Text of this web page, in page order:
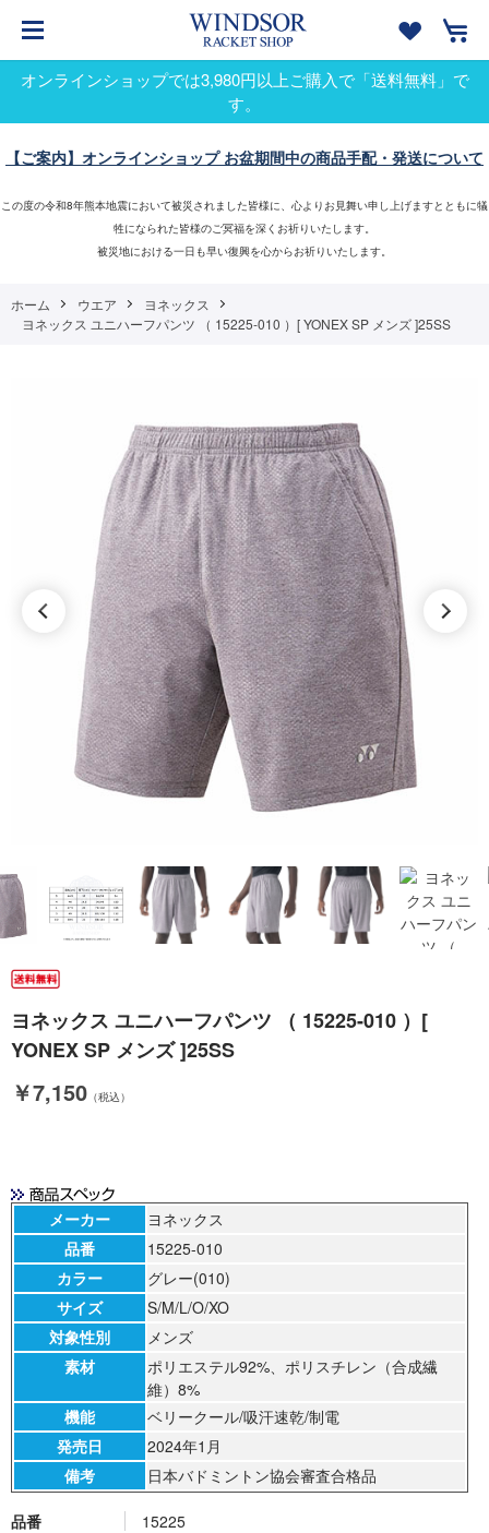
オンラインショップでは3,980円以上ご購入で「送料無料」で
す。
【ご案内】オンラインショップ お盆期間中の商品手配・発送について
この度の令和8年熊本地震において被災されました皆様に、心よりお見舞い申し上げますとともに犠
牲になられた皆様のご冥福を深くお祈りいたします。
被災地における一日も早い復興を心からお祈りいたします。
ホーム ウエア
ヨネックス
ヨネックス ユニハーフパンツ （ 15225-010 ）[ YONEX SP メンズ ]25SS
ヨネックス ユニハーフパンツ （ 15225-010 ）[
YONEX SP メンズ ]25SS
￥7,150 （税込）
品番
15225
メーカー
ヨネックス
品番
15225-010
カラー
グレー(010)
サイズ
S/M/L/O/XO
対象性別
メンズ
素材
ポリエステル92%、ポリスチレン（合成繊
維）8%
機能
ベリークール/吸汗速乾/制電
発売日
2024年1月
備考
日本バドミントン協会審査合格品